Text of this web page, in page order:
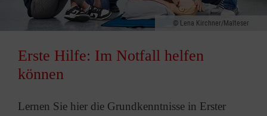
Lena Kirchner/Malteser
Erste Hilfe: Im Notfall helfen
können
Lernen Sie hier die Grundkenntnisse in Erster